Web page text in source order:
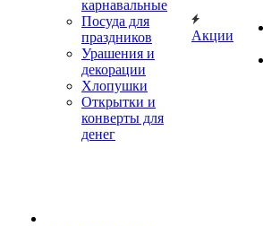
карнавальные
Посуда для
праздников
Урашения и
декорации
Хлопушки
Открытки и
конверты для
денег
Акции